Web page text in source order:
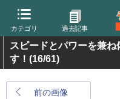
カテゴリ 過去記事
スピードとパワーを兼
す！ (16/61)
前の画像